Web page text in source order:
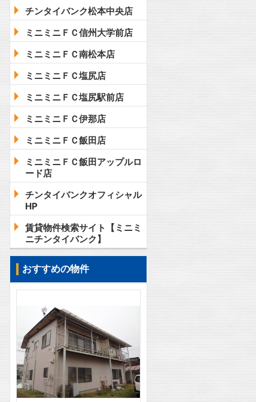
チンタイバンク松本中央店
ミニミニＦＣ信州大学前店
ミニミニＦＣ南松本店
ミニミニＦＣ塩尻店
ミニミニＦＣ塩尻駅前店
ミニミニＦＣ伊那店
ミニミニＦＣ飯田店
ミニミニＦＣ飯田アップルロ
ード店
チンタイバンクオフィシャル
HP
賃貸物件検索サイト【ミニミ
ニチンタイバンク】
おすすめの物件
2